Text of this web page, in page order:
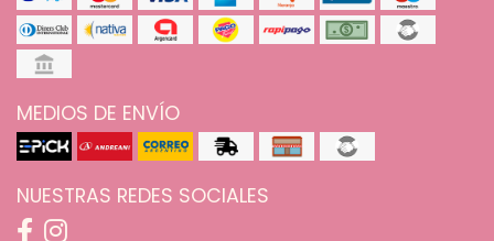
MEDIOS DE ENVÍO
NUESTRAS REDES SOCIALES